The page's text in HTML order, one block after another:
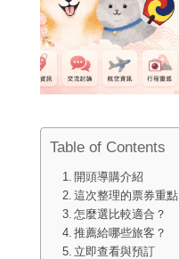
Table of Contents
開頭導購介紹
這次整理的票券重點
怎麼選比較適合？
推薦給哪些旅客？
立即查看與預訂